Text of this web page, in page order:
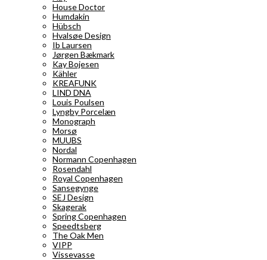
House Doctor
Humdakin
Hübsch
Hvalsøe Design
Ib Laursen
Jørgen Bækmark
Kay Bojesen
Kähler
KREAFUNK
LIND DNA
Louis Poulsen
Lyngby Porcelæn
Monograph
Morsø
MUUBS
Nordal
Normann Copenhagen
Rosendahl
Royal Copenhagen
Sansegynge
SEJ Design
Skagerak
Spring Copenhagen
Speedtsberg
The Oak Men
VIPP
Vissevasse